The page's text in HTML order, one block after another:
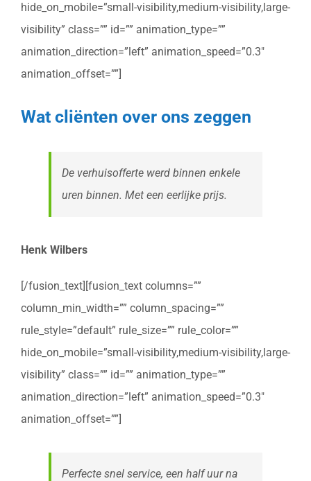
hide_on_mobile=”small-visibility,medium-visibility,large-
visibility” class=”” id=”” animation_type=””
animation_direction=”left” animation_speed=”0.3″
animation_offset=””]
Wat cliënten over ons zeggen
De verhuisofferte werd binnen enkele
uren binnen. Met een eerlijke prijs.
Henk Wilbers
[/fusion_text][fusion_text columns=””
column_min_width=”” column_spacing=””
rule_style=”default” rule_size=”” rule_color=””
hide_on_mobile=”small-visibility,medium-visibility,large-
visibility” class=”” id=”” animation_type=””
animation_direction=”left” animation_speed=”0.3″
animation_offset=””]
Perfecte snel service, een half uur na